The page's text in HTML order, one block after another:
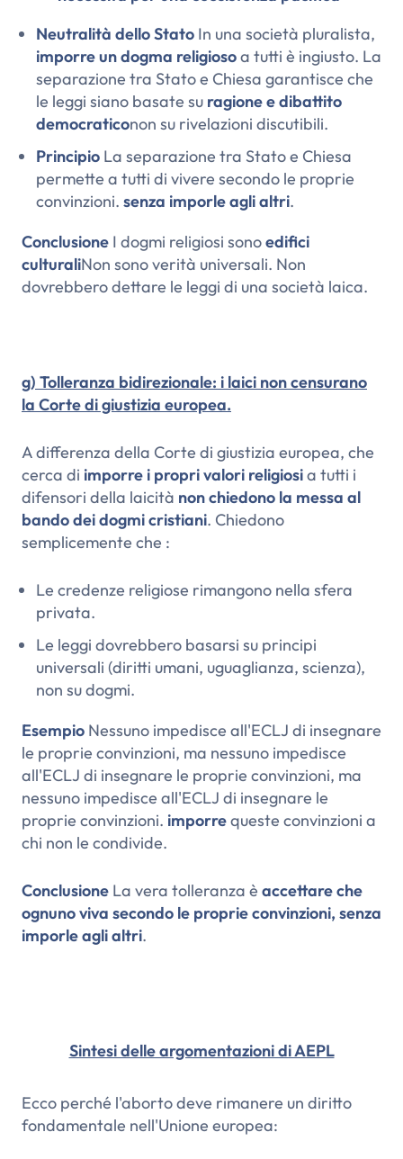
Neutralità dello Stato In una società pluralista,
imporre un dogma religiosoa tutti è ingiusto. La
separazione tra Stato e Chiesa garantisce che
le leggi siano basate su ragione e dibattito
democraticonon su rivelazioni discutibili.
Principio La separazione tra Stato e Chiesa
permette a tutti di vivere secondo le proprie
convinzioni. senza imporle agli altri.
Conclusione I dogmi religiosi sonoedifici
culturaliNon sono verità universali. Non
dovrebbero dettare le leggi di una società laica.
g) Tolleranza bidirezionale: i laici non censurano
la Corte di giustizia europea.
A differenza della Corte di giustizia europea, che
cerca di imporre i propri valori religiosia tutti i
difensori della laicità non chiedono la messa al
bando dei dogmi cristiani. Chiedono
semplicemente che :
Le credenze religiose rimangono nella sfera
privata.
Le leggi dovrebbero basarsi su principi
universali (diritti umani, uguaglianza, scienza),
non su dogmi.
Esempio Nessuno impedisce all'ECLJ di insegnare
le proprie convinzioni, ma nessuno impedisce
all'ECLJ di insegnare le proprie convinzioni, ma
nessuno impedisce all'ECLJ di insegnare le
proprie convinzioni. imporrequeste convinzioni a
chi non le condivide.
Conclusione La vera tolleranza è accettare che
ognuno viva secondo le proprie convinzioni, senza
imporle agli altri.
Sintesi delle argomentazioni di AEPL
Ecco perché l'aborto deve rimanere un diritto
fondamentale nell'Unione europea: